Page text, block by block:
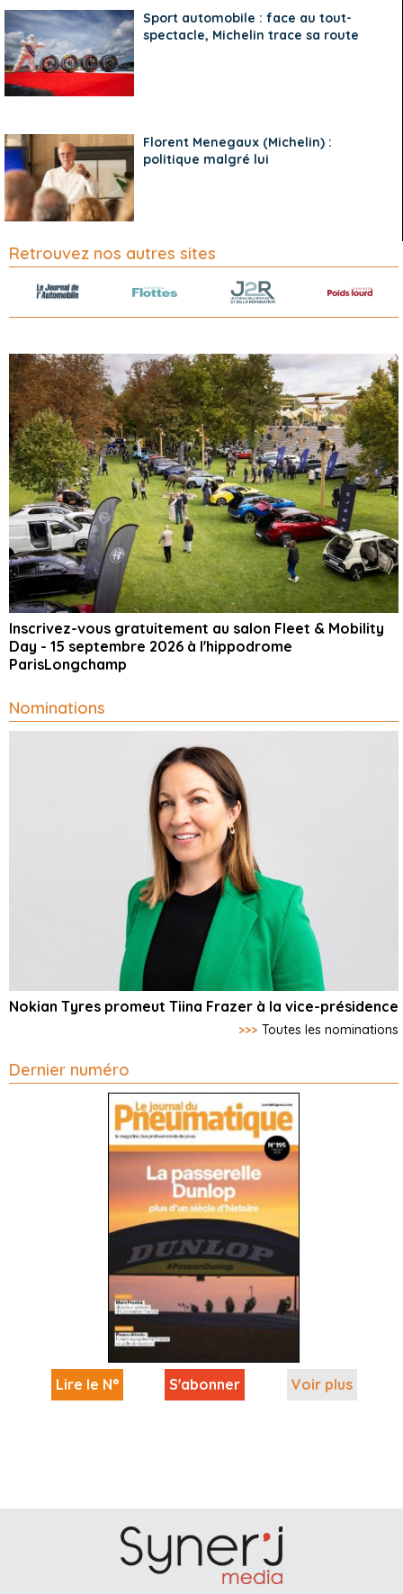
Sport automobile : face au tout-
spectacle, Michelin trace sa route
Florent Menegaux (Michelin) :
politique malgré lui
Retrouvez nos autres sites
Inscrivez-vous gratuitement au salon Fleet & Mobility
Day - 15 septembre 2026 à l'hippodrome
ParisLongchamp
Nominations
Nokian Tyres promeut Tiina Frazer à la vice-présidence
>>> Toutes les nominations
Dernier numéro
Lire le N° S'abonner Voir plus